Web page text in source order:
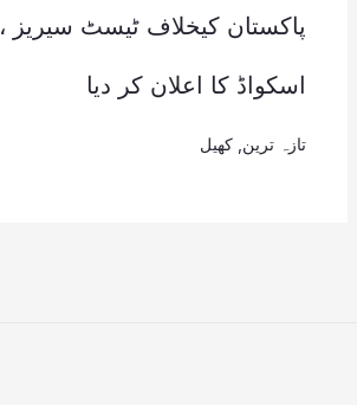
پاکستان کیخلاف ٹیسٹ سیریز
اسکواڈ کا اعلان کر دیا
تازہ ترین کھیل